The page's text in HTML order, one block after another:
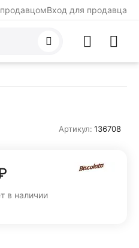
Вход для продавца
Артикул: 136708
в наличии